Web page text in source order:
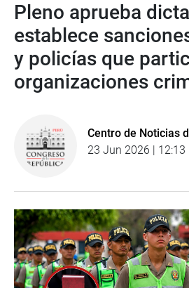
Pleno aprueba
establece
y policías que
organizaciones
Centro de Noticias
23 Jun 2026 | 12:13